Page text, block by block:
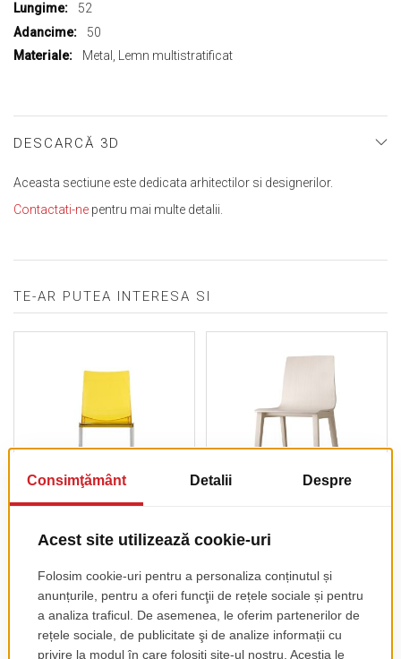
52
50
Metal, Lemn multistratificat
DESCARCĂ 3D
Aceasta sectiune este dedicata arhitectilor si designerilor.
Contactati-ne pentru mai multe detalii.
TE-AR PUTEA INTERESA SI
255.00 EUR